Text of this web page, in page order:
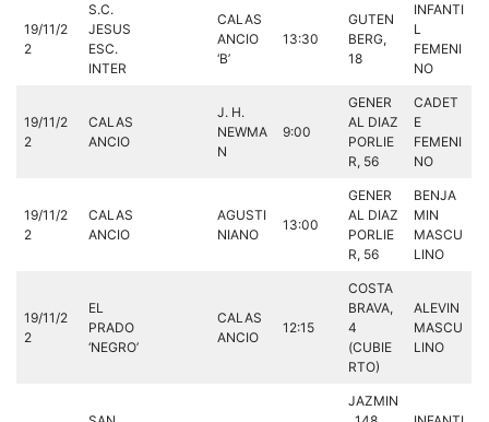
19/11/2
2
S.C.
JESUS
ESC.
INTER
CALAS
ANCIO
‘B’
13:30
GUTEN
BERG,
18
INFANTI
L
FEMENI
NO
19/11/2
2
CALAS
ANCIO
J. H.
NEWMA
N
9:00
GENER
AL DIAZ
PORLIE
R, 56
CADET
E
FEMENI
NO
19/11/2
2
CALAS
ANCIO
AGUSTI
NIANO
13:00
GENER
AL DIAZ
PORLIE
R, 56
BENJA
MIN
MASCU
LINO
19/11/2
2
EL
PRADO
‘NEGRO’
CALAS
ANCIO
12:15
COSTA
BRAVA,
4
(CUBIE
RTO)
ALEVIN
MASCU
LINO
JAZMIN